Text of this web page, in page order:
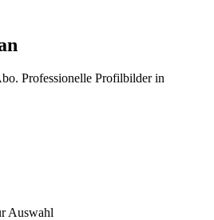
Professionelle Profilbilder in
Auswahl